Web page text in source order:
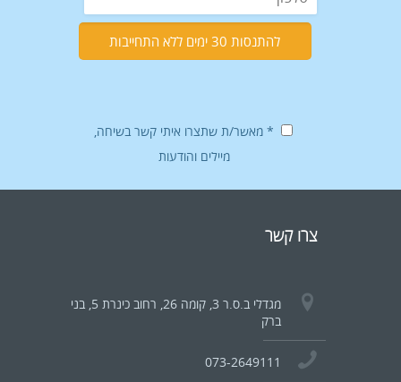
* מאשר/ת שתצרו איתי קשר בשיחה,
מיילים והודעות
צרו קשר
מגדלי ב.ס.ר 3, קומה 26, רחוב כינרת 5, בני
ברק
073-2649111